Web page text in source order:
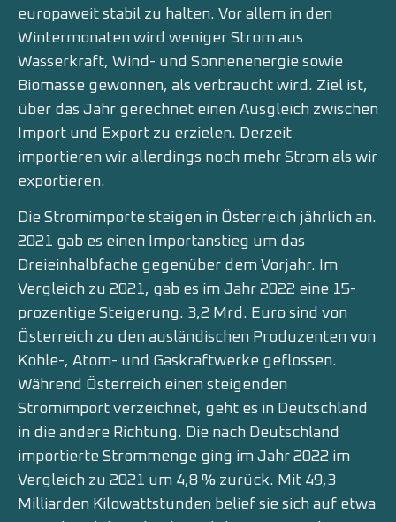
europaweit stabil zu halten. Vor allem in den
Wintermonaten wird weniger Strom aus
Wasserkraft, Wind- und Sonnenenergie sowie
Biomasse gewonnen, als verbraucht wird. Ziel ist,
über das Jahr gerechnet einen Ausgleich zwischen
Import und Export zu erzielen. Derzeit
importieren wir allerdings noch mehr Strom als wir
exportieren.
Die Stromimporte steigen in Österreich jährlich an.
2021 gab es einen Importanstieg um das
Dreieinhalbfache gegenüber dem Vorjahr. Im
Vergleich zu 2021, gab es im Jahr 2022 eine 15-
prozentige Steigerung. 3,2 Mrd. Euro sind von
Österreich zu den ausländischen Produzenten von
Kohle-, Atom- und Gaskraftwerke geflossen.
Während Österreich einen steigenden
Stromimport verzeichnet, geht es in Deutschland
in die andere Richtung. Die nach Deutschland
importierte Strommenge ging im Jahr 2022 im
Vergleich zu 2021 um 4,8 % zurück. Mit 49,3
Milliarden Kilowattstunden belief sie sich auf etwa